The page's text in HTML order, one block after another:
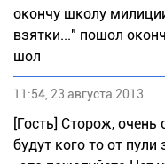
окончу школу
взятки..." пошол
шол
11:54, 23 августа 2013
[Гость] Сторож,
будут кого то от